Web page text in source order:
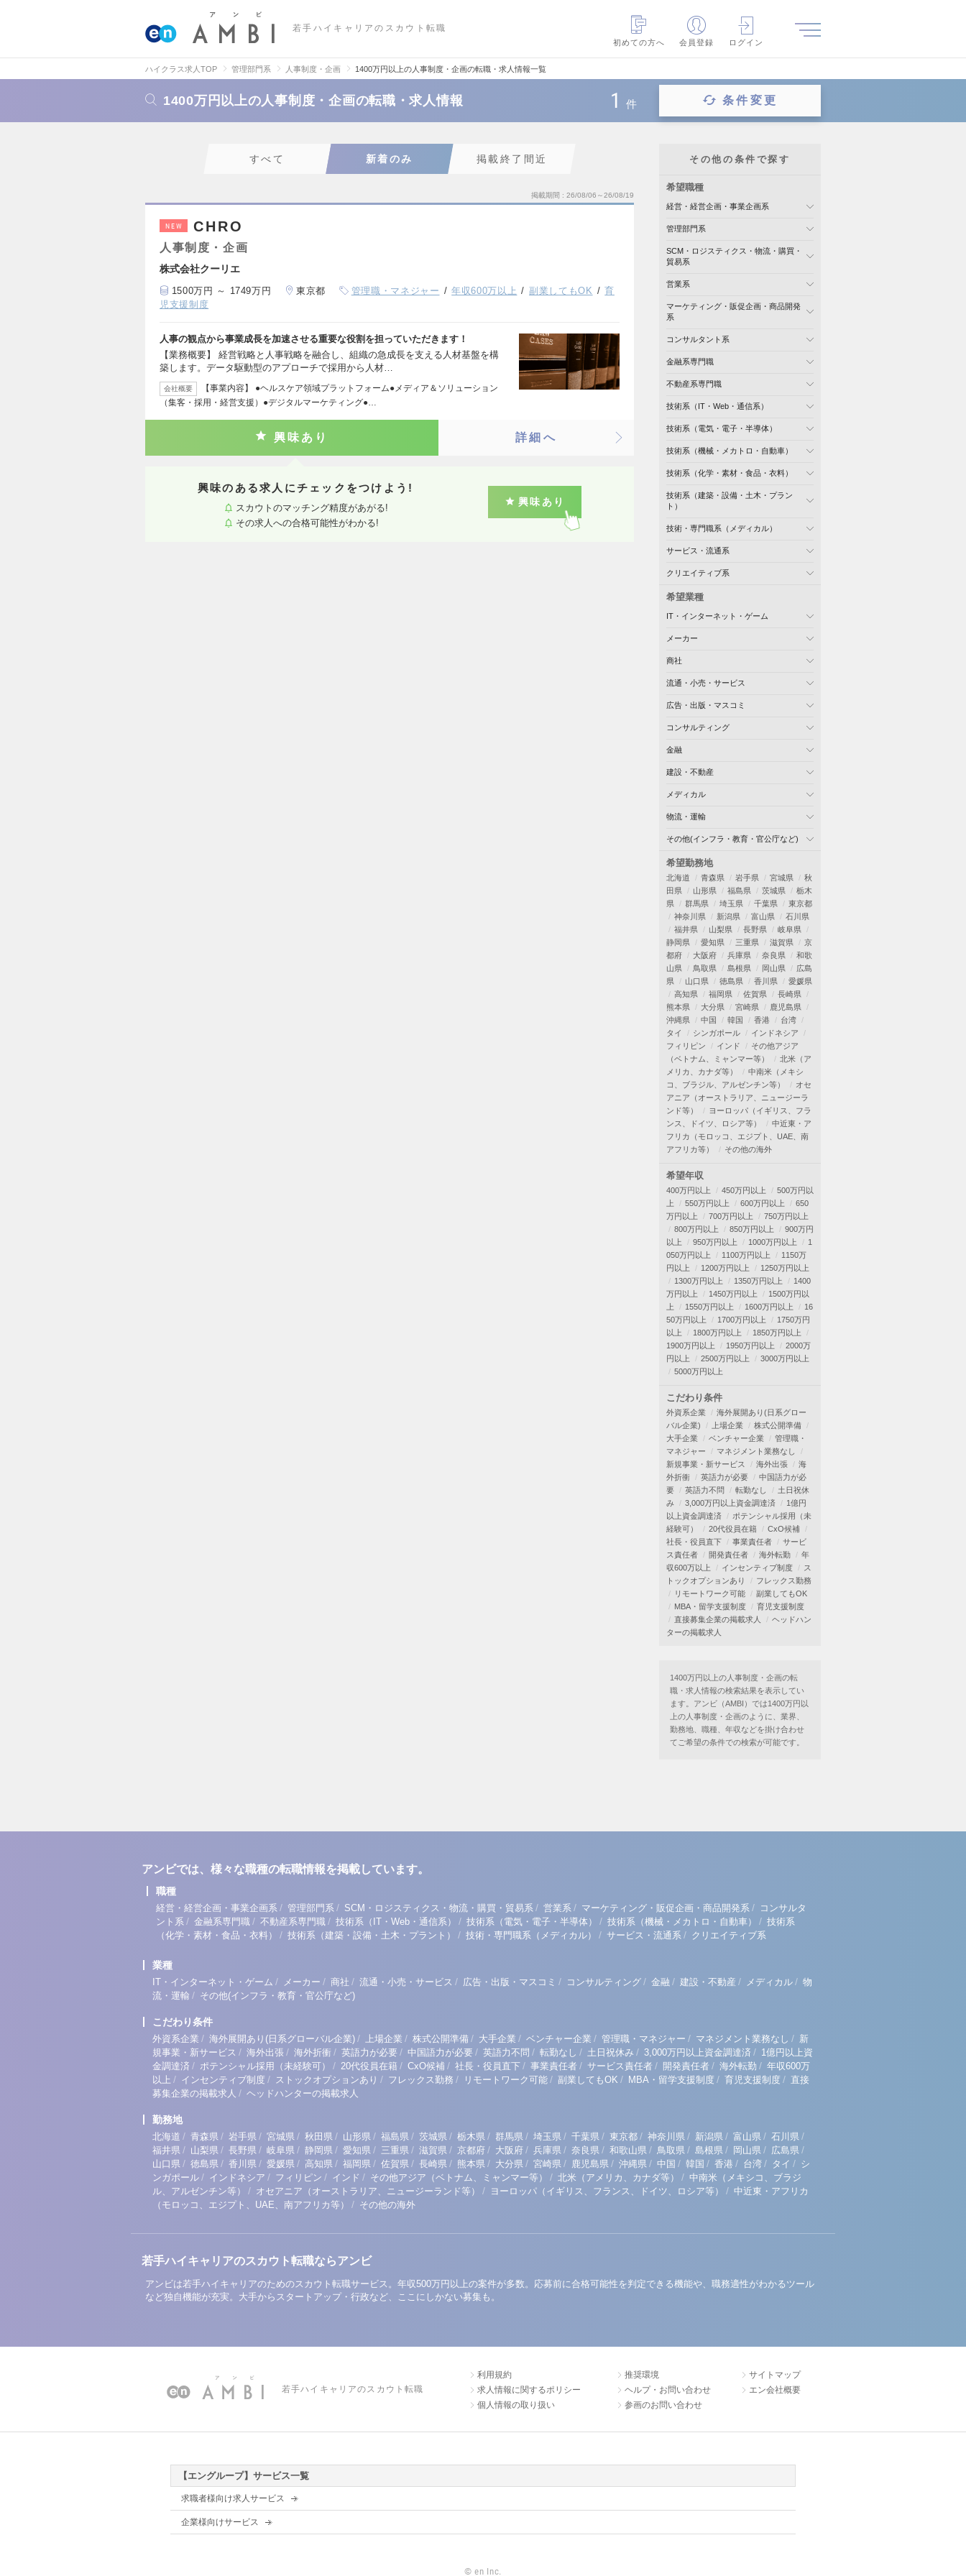
若手ハイキャリアのスカウト転職
初めての方へ
会員登録 ログイン
ハイクラス求人TOP 管理部門系 人事制度・企画 1400万円以上の人事制度・企画の転職・求人情報一覧
1400万円以上の人事制度・企画の転職・求人情報 1 件 条件変更
すべて 新着のみ 掲載終了間近
掲載期間 26/08/06～26/08/19
NEW CHRO
人事制度・企画
株式会社クーリエ
1500万円 ～ 1749万円 東京都 管理職・マネジャー 年収600万以上 副業してもOK
育
児支援制度
人事の観点から事業成長を加速させる重要な役割を担っていただきます！
【業務概要】 経営戦略と人事戦略を融合し、組織の急成長を支える人材基盤を構
築します。データ駆動型のアプローチで採用から人材…
会社概要
【事業内容】 ●ヘルスケア領域プラットフォーム●メディア＆ソリューション
（集客・採用・経営支援）●デジタルマーケティング●…
興味あり 詳細へ
興味のある求人にチェックをつけよう!
スカウトのマッチング精度があがる!
その求人への合格可能性がわかる!
興味あり
その他の条件で探す
希望職種
経営・経営企画・事業企画系
管理部門系
SCM・ロジスティクス・物流・購買・
貿易系
営業系
マーケティング・販促企画・商品開発
系
コンサルタント系
金融系専門職
不動産系専門職
技術系（IT・Web・通信系）
技術系（電気・電子・半導体）
技術系（機械・メカトロ・自動車）
技術系（化学・素材・食品・衣料）
技術系（建築・設備・土木・プラン
ト）
技術・専門職系（メディカル）
サービス・流通系
クリエイティブ系
希望業種
IT・インターネット・ゲーム
メーカー
商社
流通・小売・サービス
広告・出版・マスコミ
コンサルティング
金融
建設・不動産
メディカル
物流・運輸
その他(インフラ・教育・官公庁など)
希望勤務地
北海道 青森県 岩手県 宮城県
秋
田県
山形県 福島県 茨城県
栃木
県
群馬県 埼玉県 千葉県
東京都
神奈川県
新潟県 富山県
石川県
福井県
山梨県 長野県
岐阜県
静岡県
愛知県 三重県 滋賀県
京
都府
大阪府 兵庫県 奈良県
和歌
山県
鳥取県 島根県 岡山県
広島
県
山口県 徳島県 香川県
愛媛県
高知県
福岡県 佐賀県
長崎県
熊本県
大分県 宮崎県
鹿児島県
沖縄県
中国 韓国 香港
台湾
タイ
シンガポール
インドネシア
フィリピン
インド
その他アジア
（ベトナム、ミャンマー等）
北米（ア
メリカ、カナダ等）
中南米（メキシ
コ、ブラジル、アルゼンチン等）
オセ
アニア（オーストラリア、ニュージーラ
ンド等）
ヨーロッパ（イギリス、フラ
ンス、ドイツ、ロシア等）
中近東・ア
フリカ（モロッコ、エジプト、UAE、南
アフリカ等）
その他の海外
希望年収
400万円以上 450万円以上
500万円以
上
550万円以上 600万円以上
650
万円以上
700万円以上
750万円以上
800万円以上
850万円以上
900万円
以上
950万円以上 1000万円以上
1
050万円以上
1100万円以上
1150万
円以上
1200万円以上
1250万円以上
1300万円以上
1350万円以上
1400
万円以上
1450万円以上
1500万円以
上
1550万円以上 1600万円以上
16
50万円以上
1700万円以上
1750万円
以上
1800万円以上
1850万円以上
1900万円以上
1950万円以上
2000万
円以上
2500万円以上
3000万円以上
5000万円以上
こだわり条件
外資系企業
海外展開あり(日系グロー
バル企業)
上場企業
株式公開準備
大手企業
ベンチャー企業
管理職・
マネジャー
マネジメント業務なし
新規事業・新サービス
海外出張
海
外折衝
英語力が必要
中国語力が必
要
英語力不問 転勤なし
土日祝休
み
3,000万円以上資金調達済
1億円
以上資金調達済
ポテンシャル採用（未
経験可）
20代役員在籍
CxO候補
社長・役員直下
事業責任者
サービ
ス責任者
開発責任者 海外転勤
年
収600万以上
インセンティブ制度
ス
トックオプションあり
フレックス勤務
リモートワーク可能
副業してもOK
MBA・留学支援制度
育児支援制度
直接募集企業の掲載求人
ヘッドハン
ターの掲載求人
1400万円以上の人事制度・企画の転
職・求人情報の検索結果を表示してい
ます。アンビ（AMBI）では1400万円以
上の人事制度・企画のように、業界、
勤務地、職種、年収などを掛け合わせ
てご希望の条件での検索が可能です。
アンビでは、様々な職種の転職情報を掲載しています。
職種
経営・経営企画・事業企画系 / 管理部門系 / SCM・ロジスティクス・物流・購買・貿易系 / 営業系 / マーケティング・販促企画・商品開発系 / コンサルタ
ント系 / 金融系専門職 / 不動産系専門職 / 技術系（IT・Web・通信系） / 技術系（電気・電子・半導体） / 技術系（機械・メカトロ・自動車） / 技術系
（化学・素材・食品・衣料）
/ 技術系（建築・設備・土木・プラント） / 技術・専門職系（メディカル） / サービス・流通系 / クリエイティブ系
業種
IT・インターネット・ゲーム / メーカー / 商社 / 流通・小売・サービス / 広告・出版・マスコミ / コンサルティング / 金融 / 建設・不動産 / メディカル / 物
流・運輸 / その他(インフラ・教育・官公庁など)
こだわり条件
外資系企業 / 海外展開あり(日系グローバル企業) / 上場企業 / 株式公開準備 / 大手企業 / ベンチャー企業 / 管理職・マネジャー / マネジメント業務なし / 新
規事業・新サービス / 海外出張 / 海外折衝 / 英語力が必要 / 中国語力が必要 / 英語力不問 / 転勤なし / 土日祝休み / 3,000万円以上資金調達済 / 1億円以上資
金調達済 / ポテンシャル採用（未経験可） / 20代役員在籍 / CxO候補 / 社長・役員直下 / 事業責任者 / サービス責任者 / 開発責任者 / 海外転勤 / 年収600万
以上 / インセンティブ制度 / ストックオプションあり / フレックス勤務 / リモートワーク可能 / 副業してもOK / MBA・留学支援制度 / 育児支援制度 / 直接
募集企業の掲載求人 / ヘッドハンターの掲載求人
勤務地
北海道 / 青森県 / 岩手県 / 宮城県 / 秋田県 / 山形県 / 福島県 / 茨城県 / 栃木県 / 群馬県 / 埼玉県 / 千葉県 / 東京都 / 神奈川県 / 新潟県 / 富山県 / 石川県 /
福井県 / 山梨県 / 長野県 / 岐阜県 / 静岡県 / 愛知県 / 三重県 / 滋賀県 / 京都府 / 大阪府 / 兵庫県 / 奈良県 / 和歌山県 / 鳥取県 / 島根県 / 岡山県 / 広島県 /
山口県 / 徳島県 / 香川県 / 愛媛県 / 高知県 / 福岡県 / 佐賀県 / 長崎県 / 熊本県 / 大分県 / 宮崎県 / 鹿児島県 / 沖縄県 / 中国 / 韓国 / 香港 / 台湾 / タイ / シ
ンガポール / インドネシア / フィリピン / インド / その他アジア（ベトナム、ミャンマー等） / 北米（アメリカ、カナダ等） / 中南米（メキシコ、ブラジ
ル、アルゼンチン等）
/ オセアニア（オーストラリア、ニュージーランド等） / ヨーロッパ（イギリス、フランス、ドイツ、ロシア等） / 中近東・アフリカ
（モロッコ、エジプト、UAE、南アフリカ等）
/ その他の海外
若手ハイキャリアのスカウト転職ならアンビ
アンビは若手ハイキャリアのためのスカウト転職サービス。年収500万円以上の案件が多数。応募前に合格可能性を判定できる機能や、職務適性がわかるツール
など独自機能が充実。大手からスタートアップ・行政など、ここにしかない募集も。
若手ハイキャリアのスカウト転職
利用規約
求人情報に関するポリシー
個人情報の取り扱い
推奨環境
ヘルプ・お問い合わせ
参画のお問い合わせ
サイトマップ
エン会社概要
【エングループ】サービス一覧
求職者様向け求人サービス
企業様向けサービス
© en Inc.